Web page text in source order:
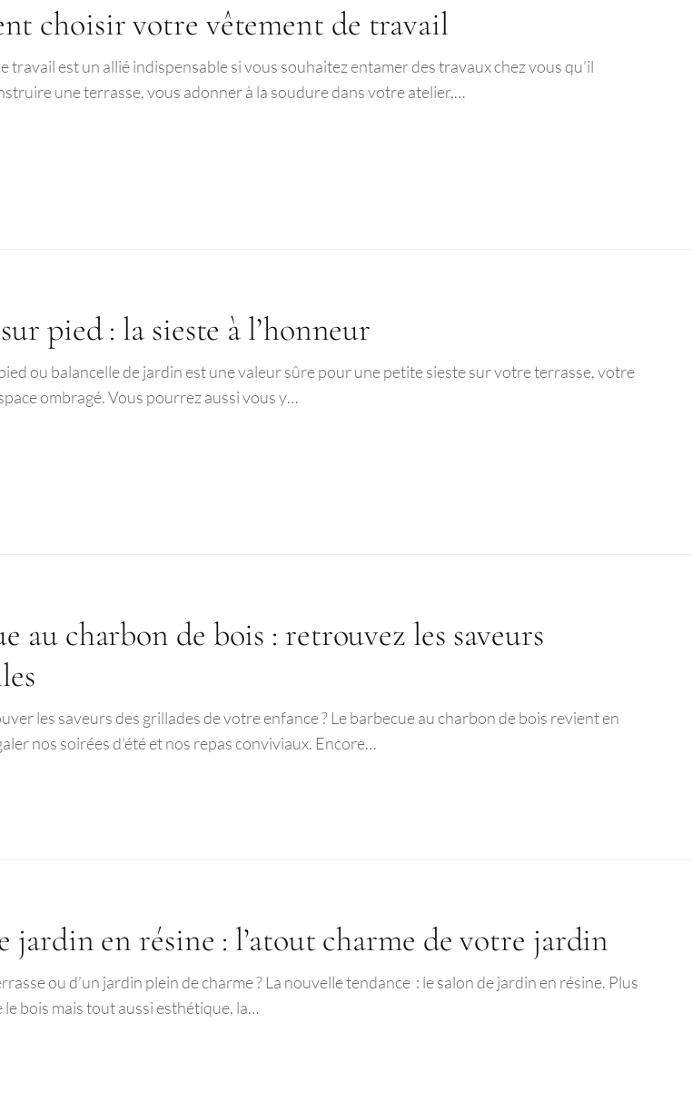
choisir votre vêtement de travail
travail est un allié indispensable si vous souhaitez entamer des travaux chez vous qu’il
une terrasse, vous adonner à la soudure dans votre atelier,…
pied : la sieste à l’honneur
ou balancelle de jardin est une valeur sûre pour une petite sieste sur votre terrasse, votre
ombragé. Vous pourrez aussi vous y…
au charbon de bois : retrouvez les saveurs
les saveurs des grillades de votre enfance ? Le barbecue au charbon de bois revient en
nos soirées d’été et nos repas conviviaux. Encore…
jardin en résine : l’atout charme de votre jardin
ou d’un jardin plein de charme ? La nouvelle tendance : le salon de jardin en résine. Plus
bois mais tout aussi esthétique, la…